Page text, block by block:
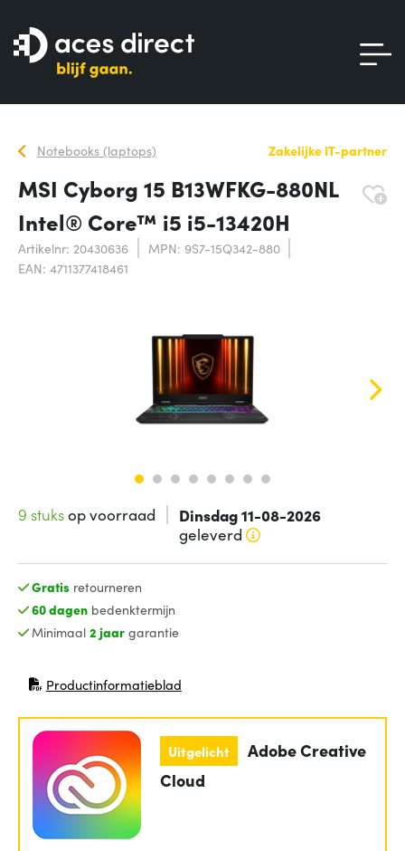
Notebooks (laptops) Zakelijke IT-partner
MSI Cyborg 15 B13WFKG-880NL
Intel® Core™ i5 i5-13420H
Artikelnr: 20430636
MPN: 9S7-15Q342-880
EAN: 4711377418461
9 stuksop voorraad Dinsdag 11-08-2026
geleverd
Gratis retourneren
60 dagenbedenktermijn
Minimaal 2 jaargarantie
Productinformatieblad
(opent in nieuw venster)
Uitgelicht
Adobe Creative
Cloud